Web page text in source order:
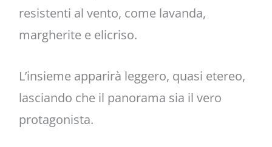
resistenti al vento, come lavanda,
margherite e elicriso.
L’insieme apparirà leggero, quasi etereo,
lasciando che il panorama sia il vero
protagonista.